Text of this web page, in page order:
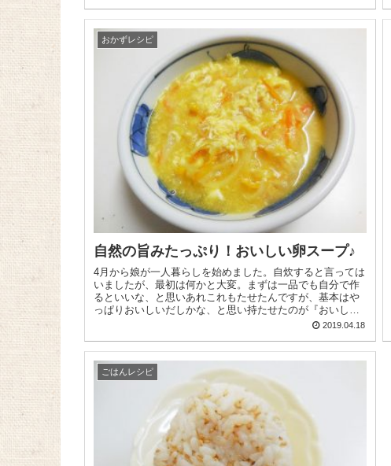
おかずレシピ
自然の旨みたっぷり！おいしい卵スープ♪
4月から娘が一人暮らしを始めました。自炊すると言っては
いましたが、最初は何かと大変。まずは一品でも自分で作
るといいな、と思いあれこれもたせたんですが、基本はや
っぱりおいしいだしかな、と思い持たせたのが『おいしい
2019.04.18
ごはんレシピ